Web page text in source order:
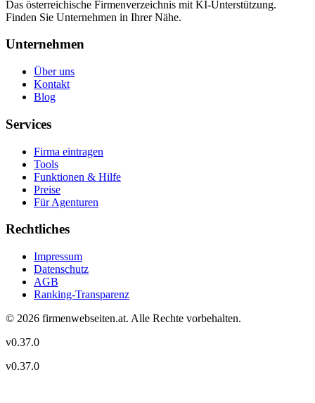
Das österreichische Firmenverzeichnis mit KI-Unterstützung.
Finden Sie Unternehmen in Ihrer Nähe.
Unternehmen
Über uns
Kontakt
Blog
Services
Firma eintragen
Tools
Funktionen & Hilfe
Preise
Für Agenturen
Rechtliches
Impressum
Datenschutz
AGB
Ranking-Transparenz
© 2026 firmenwebseiten.at. Alle Rechte vorbehalten.
v0.37.0
v0.37.0